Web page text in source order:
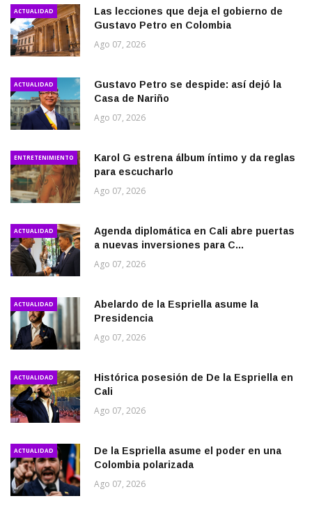
ACTUALIDAD
Las lecciones que deja el gobierno de
Gustavo Petro en Colombia
Ago 07, 2026
ACTUALIDAD
Gustavo Petro se despide: así dejó la
Casa de Nariño
Ago 07, 2026
ENTRETENIMIENTO
Karol G estrena álbum íntimo y da reglas
para escucharlo
Ago 07, 2026
ACTUALIDAD
Agenda diplomática en Cali abre puertas
a nuevas inversiones para C...
Ago 07, 2026
ACTUALIDAD
Abelardo de la Espriella asume la
Presidencia
Ago 07, 2026
ACTUALIDAD
Histórica posesión de De la Espriella en
Cali
Ago 07, 2026
ACTUALIDAD
De la Espriella asume el poder en una
Colombia polarizada
Ago 07, 2026